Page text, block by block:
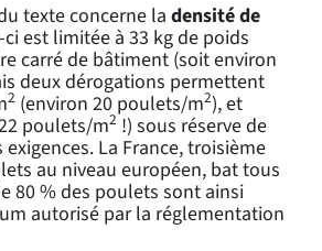
texte concerne la densité de
ci est limitée à 33 kg de poids
carré de bâtiment (soit environ
deux dérogations permettent
2 (environ 20 poulets/m2), et
poulets/m2 !) sous réserve de
La France, troisième
au niveau européen, bat tous
80 % des poulets sont ainsi
autorisé par la réglementation